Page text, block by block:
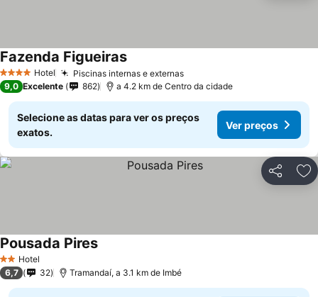
4 EstrelasHotel Piscinas internas e externas
Fazenda Figueiras
9,0 Excelente 862 a 4.2 km de Centro da cidade
Selecione as datas para ver os preços
exatos.
Ver preços
Partilhar
2 Estrelas
Hotel
Pousada Pires
6,7 32 Tramandaí, a 3.1 km de Imbé